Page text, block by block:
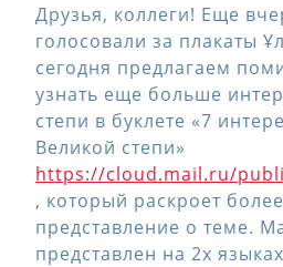
Друзья, коллеги! Еще
голосовали за плакаты
сегодня предлагаем
узнать еще больше
степи в буклете «7
Великой степи»
https://cloud.mail.ru/
, который раскроет
представление о теме.
представлен на 2х